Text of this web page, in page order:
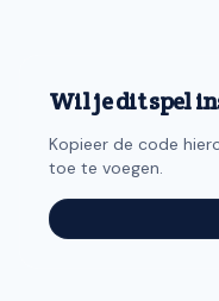
Wil je dit spel
Kopieer de code
toe te voegen.